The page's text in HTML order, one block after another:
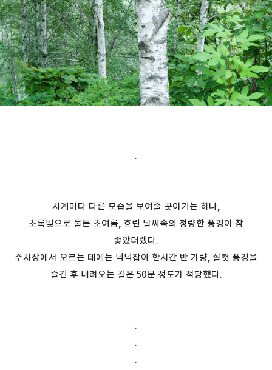
.
사계마다 다른 모습을 보여줄 곳이기는 하나,
초록빛으로 물든 초여름, 흐린 날씨속의 청량한 풍경이 참
좋았더랬다.
주차장에서 오르는 데에는 넉넉잡아 한시간 반 가량, 실컷 풍경을
즐긴 후 내려오는 길은 50분 정도가 적당했다.
.
.
.